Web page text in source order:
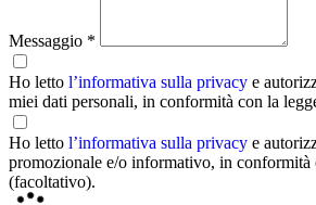
Messaggio *
Ho letto l’informativa sulla privacy e
miei dati personali, in conformità con la
Ho letto l’informativa sulla privacy e
promozionale e/o informativo, in conformità
(facoltativo).